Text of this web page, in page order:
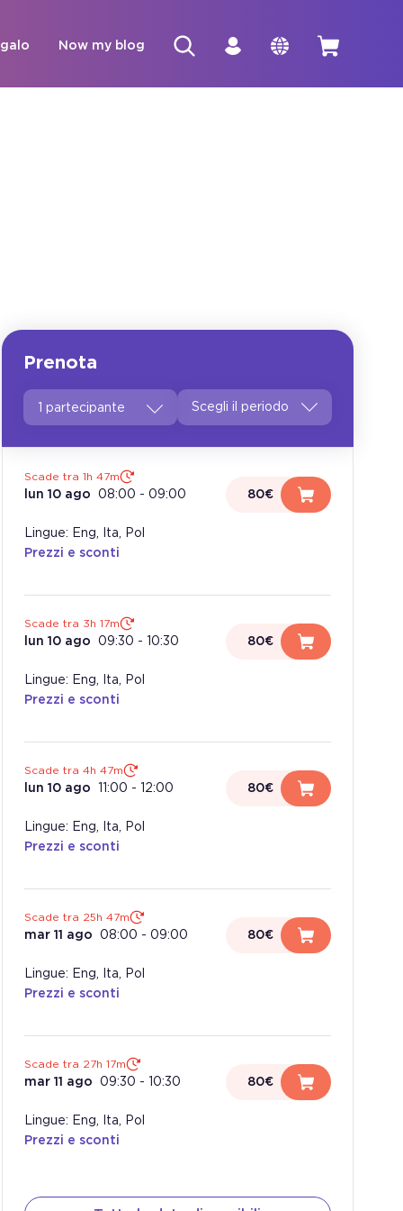
Now my blog
Prenota
1 partecipante
Scade tra 1h 47m
lun 10 ago 08:00 - 09:00 80€
Lingue: Eng, Ita, Pol
Prezzi e sconti
Scade tra 3h 17m
lun 10 ago 09:30 - 10:30 80€
Lingue: Eng, Ita, Pol
Prezzi e sconti
Scade tra 4h 47m
lun 10 ago 11:00 - 12:00 80€
Lingue: Eng, Ita, Pol
Prezzi e sconti
Scade tra 25h 47m
mar 11 ago 08:00 - 09:00 80€
Lingue: Eng, Ita, Pol
Prezzi e sconti
Scade tra 27h 17m
mar 11 ago 09:30 - 10:30 80€
Lingue: Eng, Ita, Pol
Prezzi e sconti